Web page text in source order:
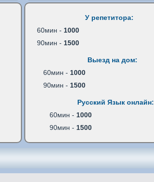
У репетитора:
60мин - 1000
90мин - 1500
Выезд на дом:
60мин - 1000
90мин - 1500
Русский Язык онлайн:
60мин - 1000
90мин - 1500